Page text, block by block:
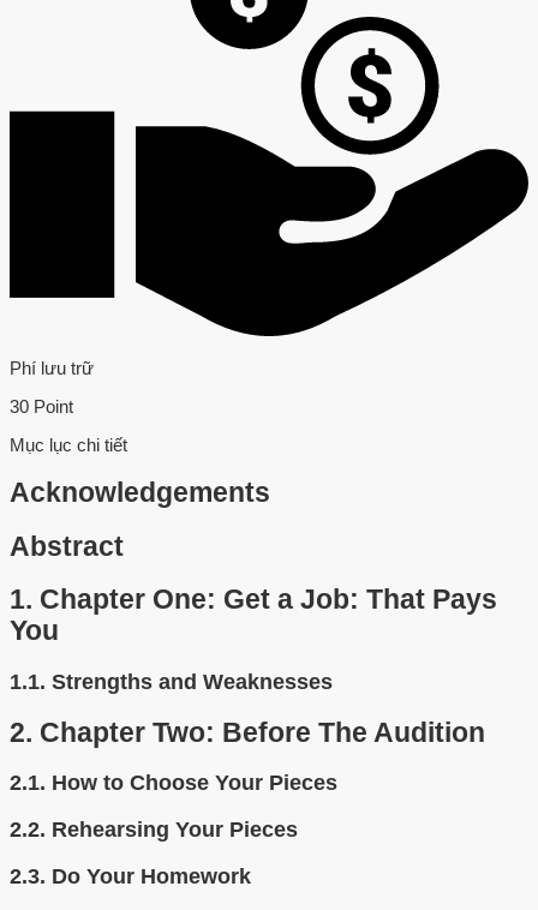
Phí lưu trữ
30 Point
Mục lục chi tiết
Acknowledgements
Abstract
1. Chapter One: Get a Job: That Pays
You
1.1. Strengths and Weaknesses
2. Chapter Two: Before The Audition
2.1. How to Choose Your Pieces
2.2. Rehearsing Your Pieces
2.3. Do Your Homework